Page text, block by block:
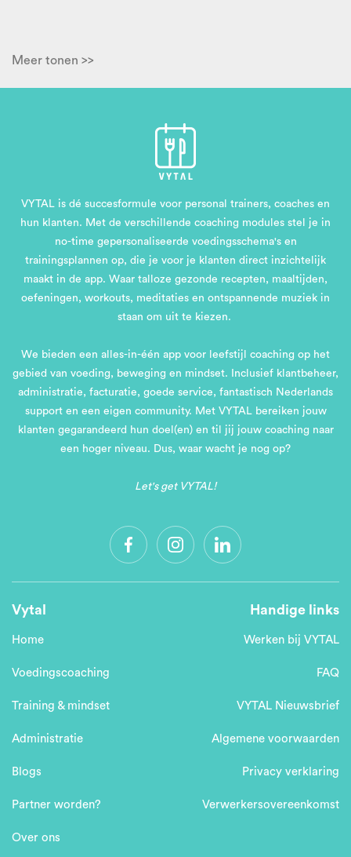
Meer tonen >>
VYTAL is dé succesformule voor personal trainers, coaches en
hun klanten. Met de verschillende coaching modules stel je in
no-time gepersonaliseerde voedingsschema's en
trainingsplannen op, die je voor je klanten direct inzichtelijk
maakt in de app. Waar talloze gezonde recepten, maaltijden,
oefeningen, workouts, meditaties en ontspannende muziek in
staan om uit te kiezen.
We bieden een alles-in-één app voor leefstijl coaching op het
gebied van voeding, beweging en mindset. Inclusief klantbeheer,
administratie, facturatie, goede service, fantastisch Nederlands
support en een eigen community. Met VYTAL bereiken jouw
klanten gegarandeerd hun doel(en) en til jij jouw coaching naar
een hoger niveau. Dus, waar wacht je nog op?
Let's get VYTAL!
Vytal
Home
Voedingscoaching
Training & mindset
Administratie
Blogs
Partner worden?
Over ons
Handige links
Werken bij VYTAL
FAQ
VYTAL Nieuwsbrief
Algemene voorwaarden
Privacy verklaring
Verwerkersovereenkomst